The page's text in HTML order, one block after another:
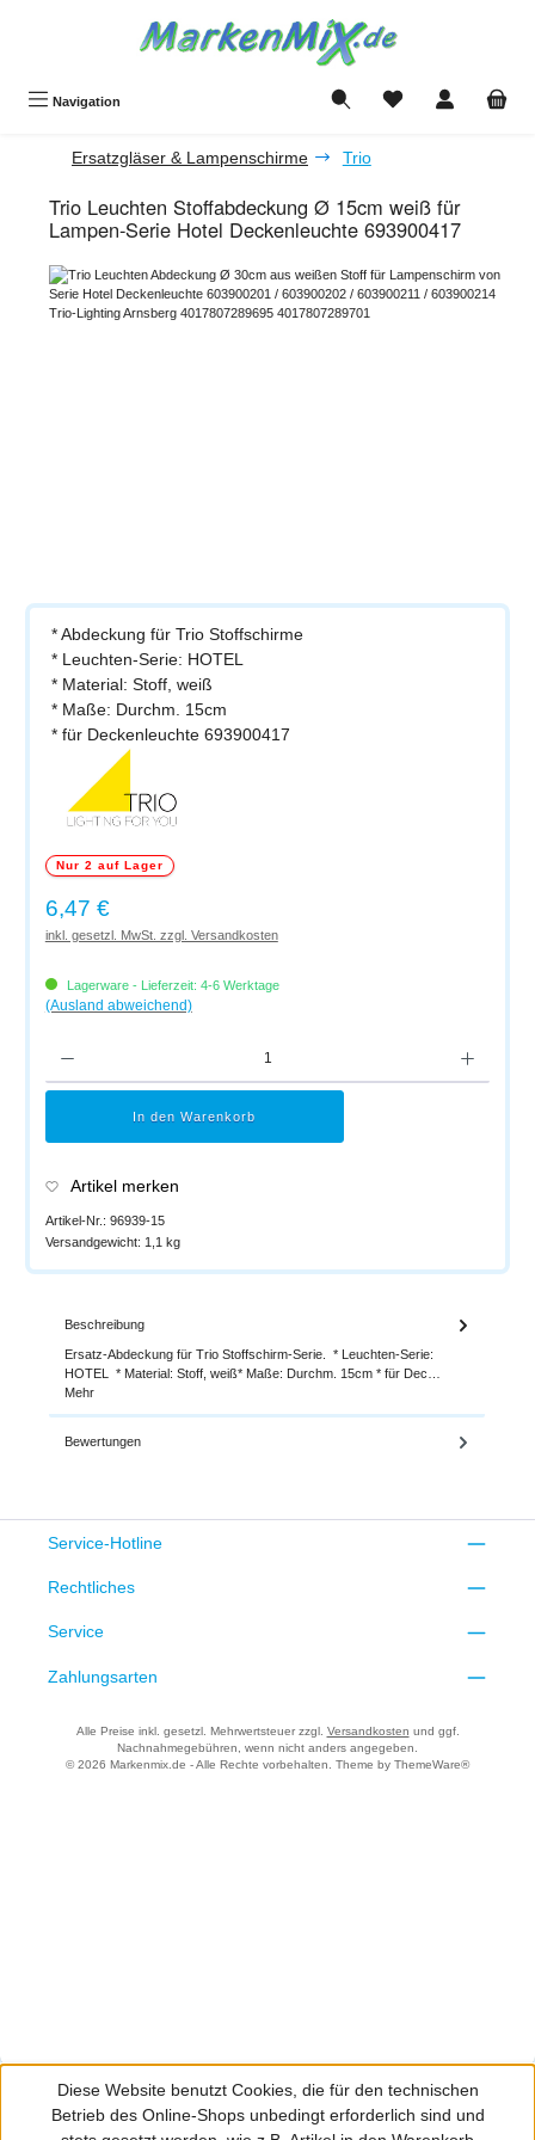
Navigation Du hast 0 Produkte
Ersatzgläser & Lampenschirme Trio
Trio Leuchten Stoffabdeckung Ø 15cm weiß für
Lampen-Serie Hotel Deckenleuchte 693900417
Bildergalerie überspringen
* Abdeckung für Trio Stoffschirme
* Leuchten-Serie: HOTEL
* Material: Stoff, weiß
* Maße: Durchm. 15cm
* für Deckenleuchte 693900417
Nur 2 auf Lager
Regulärer Preis:
6,47 €
inkl. gesetzl. MwSt. zzgl. Versandkosten
Lagerware - Lieferzeit: 4-6 Werktage
(Ausland abweichend)
In den Warenkorb
Artikel merken
Artikel-Nr.: 96939-15
Versandgewicht: 1,1 kg
Beschreibung
Ersatz-Abdeckung für Trio Stoffschirm-Serie. * Leuchten-Serie:
HOTEL * Material: Stoff, weiß* Maße: Durchm. 15cm * für Dec…
Mehr
Bewertungen
Service-Hotline
Rechtliches
Service
Zahlungsarten
Alle Preise inkl. gesetzl. Mehrwertsteuer zzgl. Versandkosten und ggf.
Nachnahmegebühren, wenn nicht anders angegeben.
© 2026 Markenmix.de - Alle Rechte vorbehalten. Theme by ThemeWare®
Diese Website benutzt Cookies, die für den technischen
Betrieb des Online-Shops unbedingt erforderlich sind und